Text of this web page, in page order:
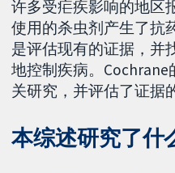
许多受疟疾影响的地区
使用的杀虫剂产生了抗
是评估现有的证据，并
地控制疾病。
关研究，并评估了证据
本综述研究了什